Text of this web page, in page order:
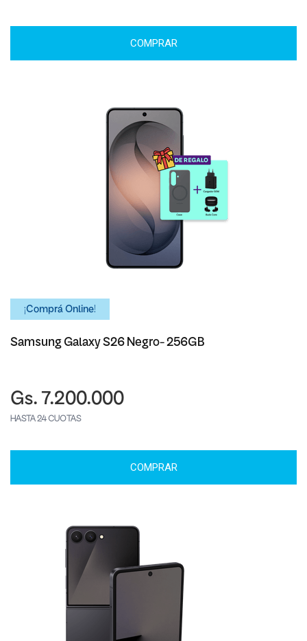
COMPRAR
¡Comprá Online!
Samsung Galaxy S26 Negro- 256GB
Gs. 7.200.000
HASTA 24 CUOTAS
COMPRAR